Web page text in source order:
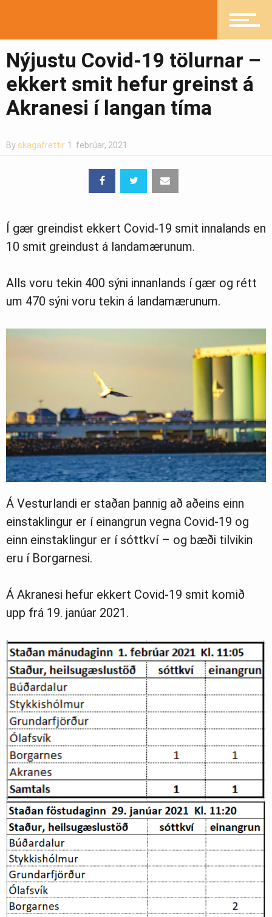
Mannlíf
Greinasafn
Ljósmyndasafn
Nýjustu Covid-19 tölurnar –
ekkert smit hefur greinst á
Akranesi í langan tíma
By skagafrettir 1. febrúar, 2021
Í gær greindist ekkert Covid-19 smit innalands en
10 smit greindust á landamærunum.
Alls voru tekin 400 sýni innanlands í gær og rétt
um 470 sýni voru tekin á landamærunum.
Á Vesturlandi er staðan þannig að aðeins einn
einstaklingur er í einangrun vegna Covid-19 og
einn einstaklingur er í sóttkví – og bæði tilvikin
eru í Borgarnesi.
Á Akranesi hefur ekkert Covid-19 smit komið
upp frá 19. janúar 2021.